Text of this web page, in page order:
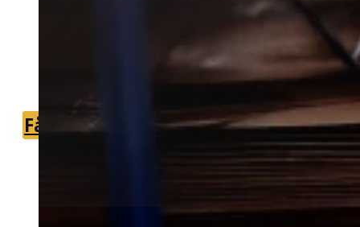
Vi forbinder dig med lokale partnere,
der kan hjælpe med at finde årsagen
reducere risikoen for nye fund.
Få et tilbud +45 51 90 85 46